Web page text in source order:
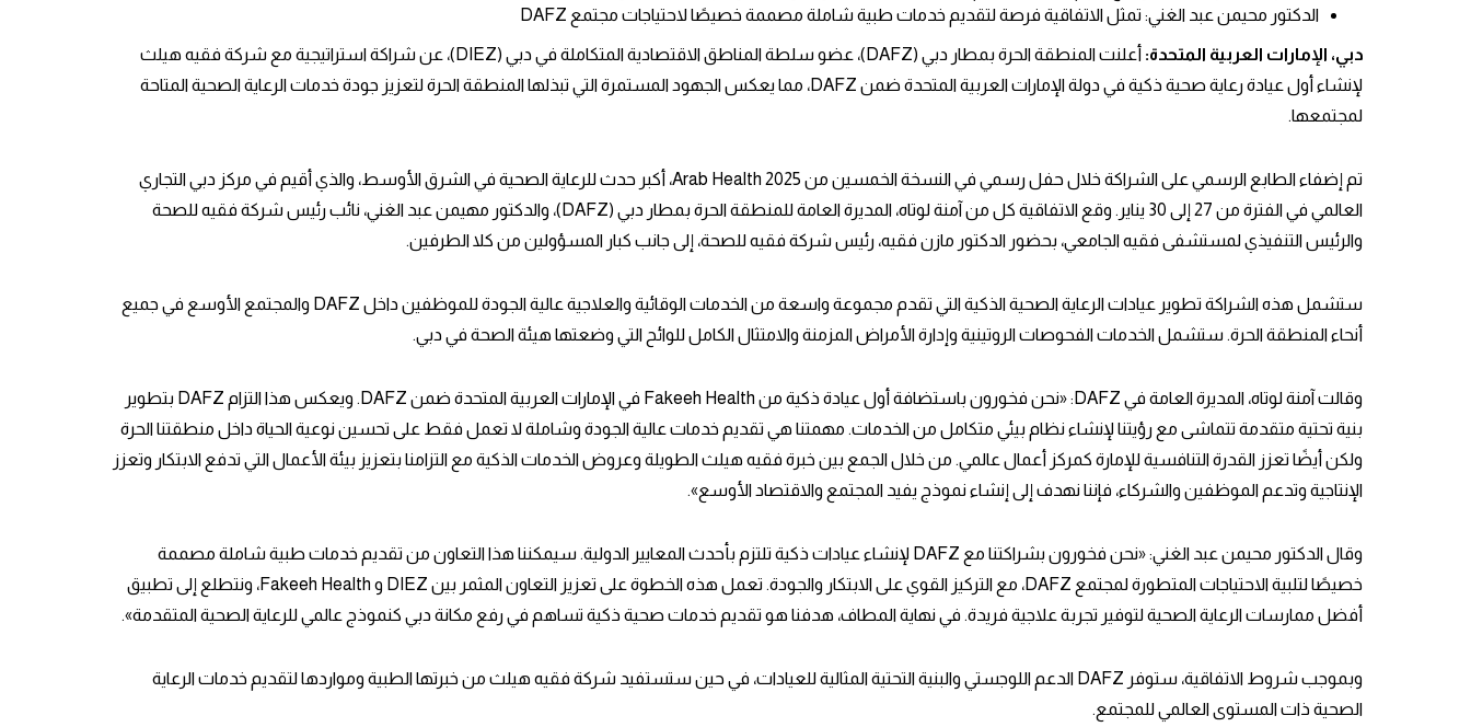
الدكتور محيمن عبد الغني: تمثل الاتفاقية فرصة لتقديم خدمات طبية شاملة مصممة خصيصًا لاحتياجات مجتمع DAFZ
دبي، الإمارات العربية المتحدة:
أعلنت المنطقة الحرة بمطار دبي (DAFZ)، عضو سلطة المناطق الاقتصادية المتكاملة في دبي (DIEZ)، عن شراكة استراتيجية مع شركة فقيه هيلث
لإنشاء أول عيادة رعاية صحية ذكية في دولة الإمارات العربية المتحدة ضمن DAFZ، مما يعكس الجهود المستمرة التي تبذلها المنطقة الحرة لتعزيز جودة خدمات الرعاية الصحية المتاحة
لمجتمعها.
تم إضفاء الطابع الرسمي على الشراكة خلال حفل رسمي في النسخة الخمسين من Arab Health 2025، أكبر حدث للرعاية الصحية في الشرق الأوسط، والذي أقيم في مركز دبي التجاري
العالمي في الفترة من 27 إلى 30 يناير. وقع الاتفاقية كل من آمنة لوتاه، المديرة العامة للمنطقة الحرة بمطار دبي (DAFZ)، والدكتور مهيمن عبد الغني، نائب رئيس شركة فقيه للصحة
والرئيس التنفيذي لمستشفى فقيه الجامعي، بحضور الدكتور مازن فقيه، رئيس شركة فقيه للصحة، إلى جانب كبار المسؤولين من كلا الطرفين.
ستشمل هذه الشراكة تطوير عيادات الرعاية الصحية الذكية التي تقدم مجموعة واسعة من الخدمات الوقائية والعلاجية عالية الجودة للموظفين داخل DAFZ والمجتمع الأوسع في جميع
أنحاء المنطقة الحرة. ستشمل الخدمات الفحوصات الروتينية وإدارة الأمراض المزمنة والامتثال الكامل للوائح التي وضعتها هيئة الصحة في دبي.
وقالت آمنة لوتاه، المديرة العامة في DAFZ: «نحن فخورون باستضافة أول عيادة ذكية من Fakeeh Health في الإمارات العربية المتحدة ضمن DAFZ. ويعكس هذا التزام DAFZ بتطوير
بنية تحتية متقدمة تتماشى مع رؤيتنا لإنشاء نظام بيئي متكامل من الخدمات. مهمتنا هي تقديم خدمات عالية الجودة وشاملة لا تعمل فقط على تحسين نوعية الحياة داخل منطقتنا الحرة
ولكن أيضًا تعزز القدرة التنافسية للإمارة كمركز أعمال عالمي. من خلال الجمع بين خبرة فقيه هيلث الطويلة وعروض الخدمات الذكية مع التزامنا بتعزيز بيئة الأعمال التي تدفع الابتكار وتعزز
الإنتاجية وتدعم الموظفين والشركاء، فإننا نهدف إلى إنشاء نموذج يفيد المجتمع والاقتصاد الأوسع».
وقال الدكتور محيمن عبد الغني: «نحن فخورون بشراكتنا مع DAFZ لإنشاء عيادات ذكية تلتزم بأحدث المعايير الدولية. سيمكننا هذا التعاون من تقديم خدمات طبية شاملة مصممة
خصيصًا لتلبية الاحتياجات المتطورة لمجتمع DAFZ، مع التركيز القوي على الابتكار والجودة. تعمل هذه الخطوة على تعزيز التعاون المثمر بين DIEZ و Fakeeh Health، ونتطلع إلى تطبيق
أفضل ممارسات الرعاية الصحية لتوفير تجربة علاجية فريدة. في نهاية المطاف، هدفنا هو تقديم خدمات صحية ذكية تساهم في رفع مكانة دبي كنموذج عالمي للرعاية الصحية المتقدمة».
وبموجب شروط الاتفاقية، ستوفر DAFZ الدعم اللوجستي والبنية التحتية المثالية للعيادات، في حين ستستفيد شركة فقيه هيلث من خبرتها الطبية ومواردها لتقديم خدمات الرعاية
الصحية ذات المستوى العالمي للمجتمع.